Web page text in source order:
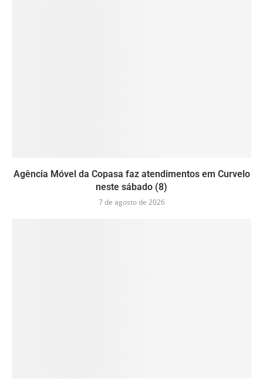
Agência Móvel da Copasa faz atendimentos em Curvelo
neste sábado (8)
7 de agosto de 2026